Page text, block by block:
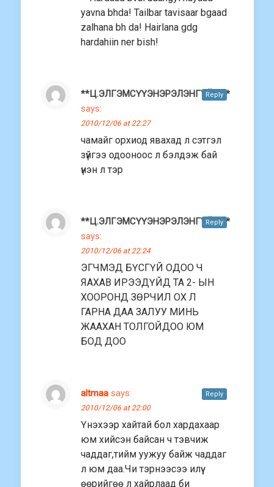
yavna bhda! Tailbar tavisaar bgaad
zalhana bh da! Hairlana gdg
hardahiin ner bish!
**Ц.ЭЛГЭМСҮҮЭНЭРЭЛЭНГҮЙ****
says:
2010/12/06 at 22:27
чамайг орхиод явахад л сэтгэл
зүйгээ одооноос л бэлдэж бай
үнэн л тэр
Reply
**Ц.ЭЛГЭМСҮҮЭНЭРЭЛЭНГҮЙ****
says:
2010/12/06 at 22:24
ЭГЧМЭД БҮСГҮЙ ОДОО Ч
ЯАХАВ ИРЭЭДҮЙД ТА 2- ЫН
ХООРОНД ЗӨРЧИЛ ОХ Л
ГАРНА ДАА ЗАЛУУ МИНЬ
ЖААХАН ТОЛГОЙДОО ЮМ
БОД ДОО
Reply
altmaa says:
2010/12/06 at 22:00
Үнэхээр хайтай бол хардахаар
юм хийсэн байсан ч тэвчиж
чаддаг,тийм уужуу байж чаддаг
л юм даа.Чи тэрнээсээ илүү
өөрийгөө л хайрлаад би
Reply